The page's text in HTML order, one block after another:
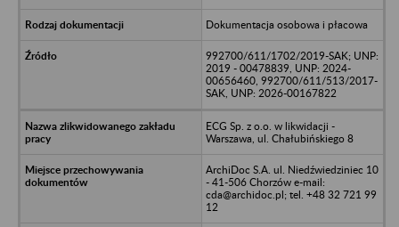
Dokumentacja osobowa i płacowa
992700/611/1702/2019-SAK; UNP:
2019 - 00478839, UNP: 2024-
00656460, 992700/611/513/2017-
SAK, UNP: 2026-00167822
ECG Sp. z o.o. w likwidacji -
Warszawa, ul. Chałubińskiego 8
ArchiDoc S.A. ul. Niedźwiedziniec 10
- 41-506 Chorzów e-mail:
cda@archidoc.pl; tel. +48 32 721 99
12